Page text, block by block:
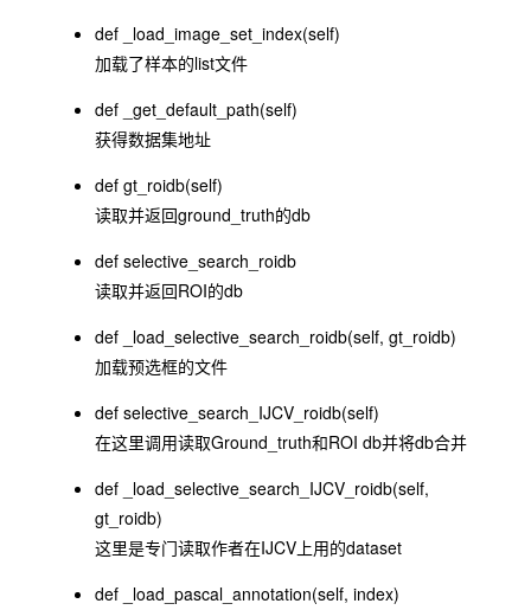
def _load_image_set_index(self)
加载了样本的list文件
def _get_default_path(self)
获得数据集地址
def gt_roidb(self)
读取并返回ground_truth的db
def selective_search_roidb
读取并返回ROI的db
def _load_selective_search_roidb(self, gt_roidb)
加载预选框的文件
def selective_search_IJCV_roidb(self)
在这里调用读取Ground_truth和ROI db并将db合并
def _load_selective_search_IJCV_roidb(self,
gt_roidb)
这里是专门读取作者在IJCV上用的dataset
def _load_pascal_annotation(self, index)